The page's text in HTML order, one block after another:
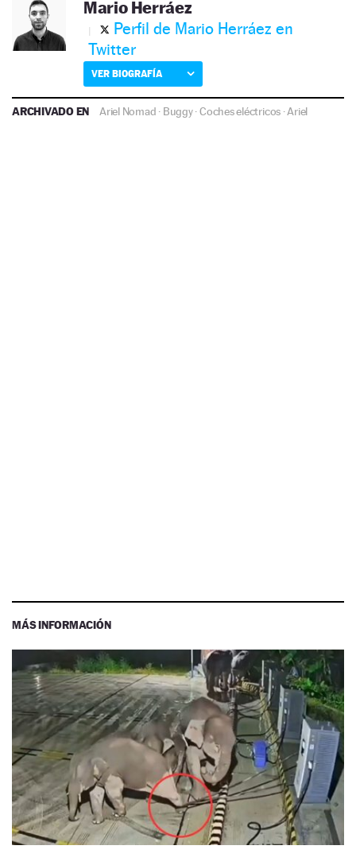
Mario Herráez
Perfil de Mario Herráez en
Twitter
VER BIOGRAFÍA
ARCHIVADO EN Ariel Nomad · Buggy·Coches eléctricos ·Ariel
MÁS INFORMACIÓN